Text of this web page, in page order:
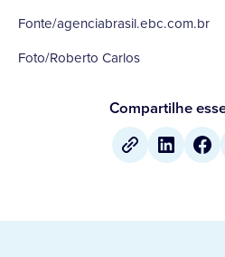
Fonte/agenciabrasil.ebc.com.br
Foto/Roberto Carlos
Compartilhe